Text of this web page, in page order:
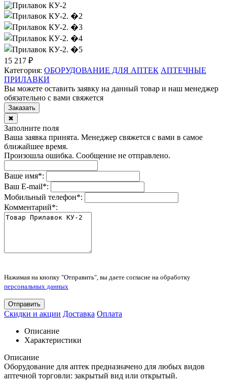
15 217 ₽
Категория: ОБОРУДОВАНИЕ ДЛЯ АПТЕК АПТЕЧНЫЕ
ПРИЛАВКИ
Вы можете оставить заявку на данный товар и наш менеджер
обязательно с вами свяжется
Заказать
✖
Заполните поля
Ваша заявка принята. Менеджер свяжется с вами в самое
ближайшее время.
Произошла ошибка. Сообщение не отправлено.
Ваше имя*:
Ваш E-mail*:
Мобильный телефон*:
Комментарий*:
Нажимая на кнопку "Отправить", вы даете согласие на обработку
персональных данных
Отправить
Скидки и акции Доставка Оплата
Описание
Характеристики
Описание
Оборудование для аптек предназначено для любых видов
аптечной торговли: закрытый вид или открытый.